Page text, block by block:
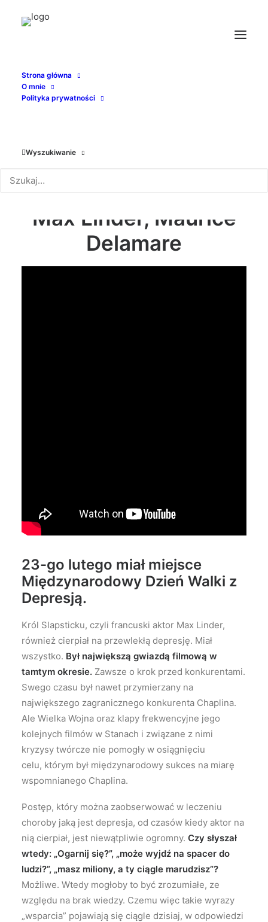
Strona główna
O mnie
Polityka prywatności
Wyszukiwanie
quinquina”
Max Linder, Maurice
Delamare
23-go lutego miał miejsce
Międzynarodowy Dzień Walki z
Depresją.
Król Slapsticku, czyli francuski aktor Max Linder,
również cierpiał na przewlekłą depresję. Miał
wszystko. Był największą gwiazdą filmową w
tamtym okresie. Zawsze o krok przed konkurentami.
Swego czasu był nawet przymierzany na
największego zagranicznego konkurenta Chaplina.
Ale Wielka Wojna oraz klapy frekwencyjne jego
kolejnych filmów w Stanach i związane z nimi
kryzysy twórcze nie pomogły w osiągnięciu
celu, którym był międzynarodowy sukces na miarę
wspomnianego Chaplina.
Postęp, który można zaobserwować w leczeniu
choroby jaką jest depresja, od czasów kiedy aktor na
nią cierpiał, jest niewątpliwie ogromny. Czy słyszał
wtedy: „Ogarnij się?”, „może wyjdź na spacer do
ludzi?”, „masz miliony, a ty ciągle marudzisz”?
Możliwe. Wtedy mogłoby to być zrozumiałe, ze
względu na brak wiedzy. Czemu więc takie wyrazy
„wsparcia” pojawiają się ciągle dzisiaj, w odpowiedzi